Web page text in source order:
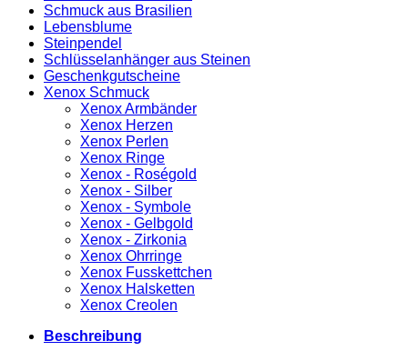
Schmuck aus Brasilien
Lebensblume
Steinpendel
Schlüsselanhänger aus Steinen
Geschenkgutscheine
Xenox Schmuck
Xenox Armbänder
Xenox Herzen
Xenox Perlen
Xenox Ringe
Xenox - Roségold
Xenox - Silber
Xenox - Symbole
Xenox - Gelbgold
Xenox - Zirkonia
Xenox Ohrringe
Xenox Fusskettchen
Xenox Halsketten
Xenox Creolen
Beschreibung